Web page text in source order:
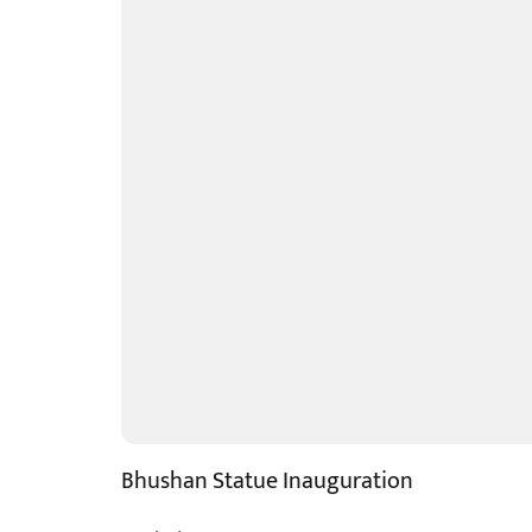
Bhushan Statue Inauguration